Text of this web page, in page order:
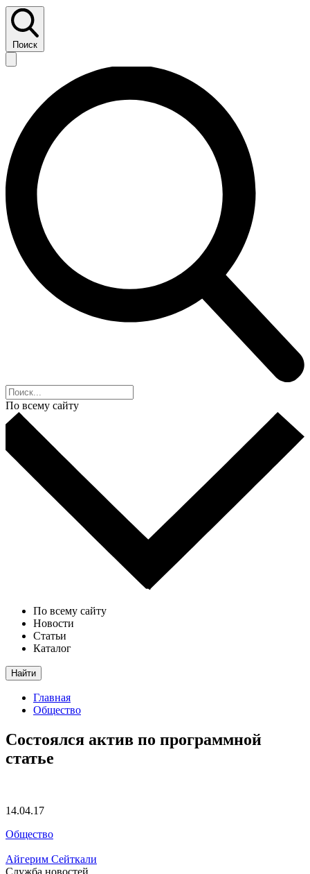
Поиск
По всему сайту
По всему сайту
Новости
Статьи
Каталог
Найти
Главная
Общество
Состоялся актив по программной
статье
14.04.17
Общество
Айгерим Сейткали